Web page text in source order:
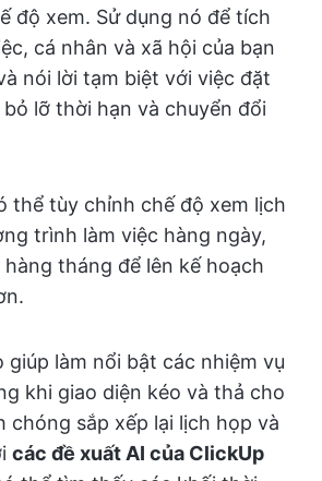
độ xem. Sử dụng nó để tích
cá nhân và xã hội của bạn
nói lời tạm biệt với việc đặt
lỡ thời hạn và chuyển đổi
thể tùy chỉnh chế độ xem lịch
trình làm việc hàng ngày,
tháng để lên kế hoạch
giúp làm nổi bật các nhiệm vụ
khi giao diện kéo và thả cho
chóng sắp xếp lại lịch họp và
các đề xuất AI của ClickUp